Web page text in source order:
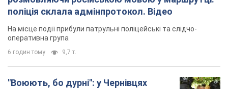
поліція склала адмінпротокол. Відео
На місце події прибули патрульні поліцейські та слідчо-
оперативна група
6 годин тому 9,7 т.
"Воюють, бо дурні": у Чернівцях